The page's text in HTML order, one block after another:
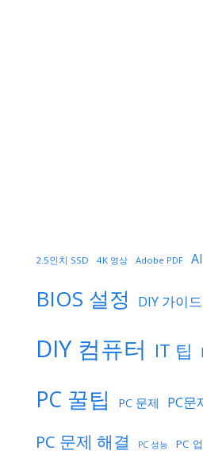
2.5인치 SSD 4K 영상 Adobe PDF
BIOS 설정 DIY 가이드
DIY 컴퓨터 IT 팁
PC 꿀팁 PC 문제 PC문
PC 문제 해결 PC 성능 PC